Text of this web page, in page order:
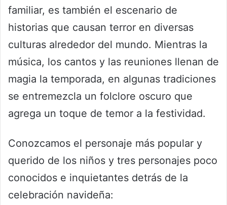
familiar, es también el escenario de
historias que causan terror en diversas
culturas alrededor del mundo. Mientras la
música, los cantos y las reuniones llenan de
magia la temporada, en algunas tradiciones
se entremezcla un folclore oscuro que
agrega un toque de temor a la festividad.
Conozcamos el personaje más popular y
querido de los niños y tres personajes poco
conocidos e inquietantes detrás de la
celebración navideña: